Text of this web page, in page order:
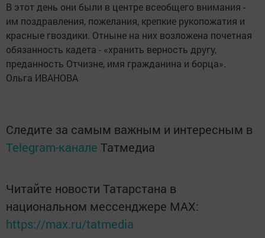
В этот день они были в центре всеобщего внимания -
им поздравления, пожелания, крепкие рукопожатия и
красные гвоздики. Отныне на них возложена почетная
обязанность кадета - «хранить верность другу,
преданность Отчизне, имя гражданина и борца».
Ольга ИВАНОВА
Следите за самым важным и интересным в
Telegram-канале Татмедиа
Читайте новости Татарстана в
национальном мессенджере MАХ:
https://max.ru/tatmedia